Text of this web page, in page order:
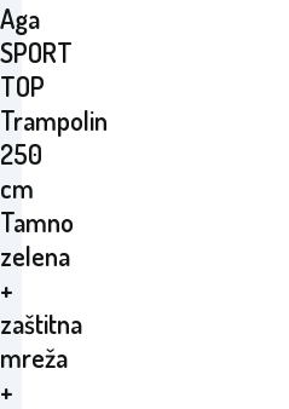
Aga
SPORT
TOP
Trampolin
250
cm
Tamno
zelena
+
zaštitna
mreža
+